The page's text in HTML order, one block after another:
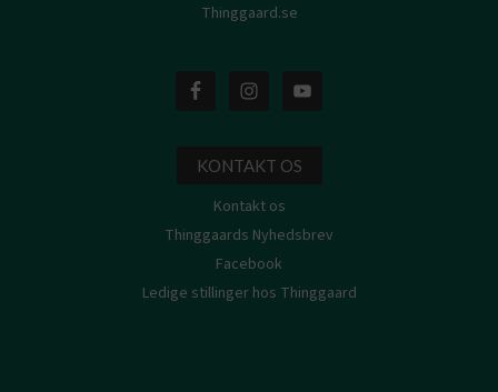
Thinggaard.se
KONTAKT OS
Kontakt os
Thinggaards Nyhedsbrev
Facebook
Ledige stillinger hos Thinggaard